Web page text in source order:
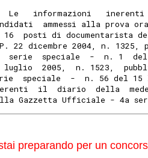
Le   informazioni
ammessi alla prova
16  posti di documentarista
22 dicembre 2004, n.
serie  speciale  -  n. 1  del
luglio  2005,  n. 1523,
speciale  -  n. 56 del 15
il  diario  della
Gazzetta Ufficiale - 4a
preparando per un